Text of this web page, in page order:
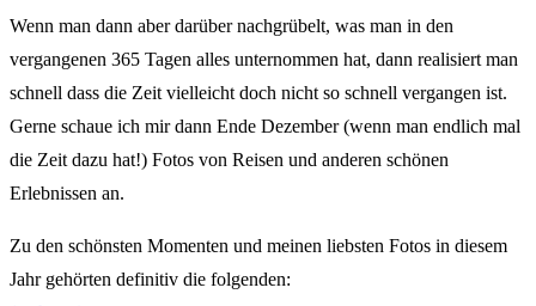
Wenn man dann aber darüber nachgrübelt, was man in den
vergangenen 365 Tagen alles unternommen hat, dann realisiert man
schnell dass die Zeit vielleicht doch nicht so schnell vergangen ist.
Gerne schaue ich mir dann Ende Dezember (wenn man endlich mal
die Zeit dazu hat!) Fotos von Reisen und anderen schönen
Erlebnissen an.
Zu den schönsten Momenten und meinen liebsten Fotos in diesem
Jahr gehörten definitiv die folgenden: